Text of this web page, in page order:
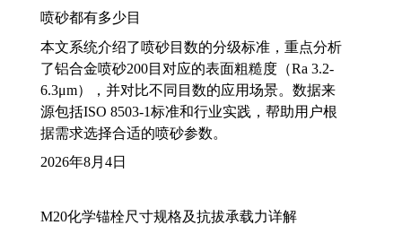
喷砂都有多少目
本文系统介绍了喷砂目数的分级标准，重点分析
了铝合金喷砂200目对应的表面粗糙度（Ra 3.2-
6.3μm），并对比不同目数的应用场景。数据来
源包括ISO 8503-1标准和行业实践，帮助用户根
据需求选择合适的喷砂参数。
2026年8月4日
M20化学锚栓尺寸规格及抗拔承载力详解